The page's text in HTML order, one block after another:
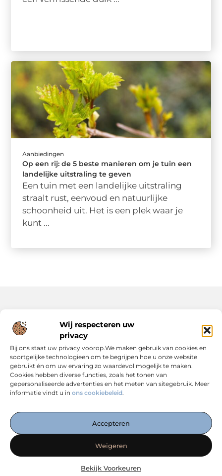
Wij respecteren uw
privacy
Bij ons staat uw privacy voorop.We maken gebruik van cookies en
soortgelijke technologieën om te begrijpen hoe u onze website
gebruikt én om uw ervaring zo waardevol mogelijk te maken.
Cookies hebben diverse functies, zoals het tonen van
gepersonaliseerde advertenties en het meten van sitegebruik. Meer
informatie vindt u in ons cookiebeleid.
Accepteren
Weigeren
Bekijk Voorkeuren
Aanbiedingen
Op een rij: de 5 beste manieren om je tuin een
landelijke uitstraling te geven
Een tuin met een landelijke uitstraling
straalt rust, eenvoud en natuurlijke
schoonheid uit. Het is een plek waar je
kunt ...
inzichten die jouw online succes versterken. Alles
overzichtelijk op één plek. Start vandaag met ontdekken op
linkwebsolutions.nl!
Onze informatie